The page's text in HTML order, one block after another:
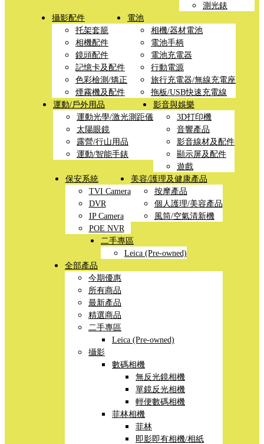
測光錶
攝影配件
托架套籠
相機配件
鏡頭配件
記憶卡及配件
色彩檢測/矯正
煙霧機及配件
電池
相機/器材電池
電池手柄
電池充電器
行動電源
旅行充電器/無線充電座
拖板/USB快速充電線
運動/戶外用品
運動光學/激光測距儀
太陽眼鏡
露營/行山用品
運動/智能手錶
影音與娛樂
3D打印機
音響產品
影音線材及配件
顯示屏及配件
遊戲
保安系統
TVI Camera
DVR
IP Camera
POE NVR
美容/護理及健康產品
按摩產品
個人護理/美容產品
風筒/空氣清新機
二手專區
Leica (Pre-owned)
全部產品
今期優惠
所有商品
最新產品
精選商品
二手專區
Leica (Pre-owned)
攝影
數碼相機
無反光鏡相機
單鏡反光相機
輕便數碼相機
菲林相機
菲林
即影即有相機/相紙